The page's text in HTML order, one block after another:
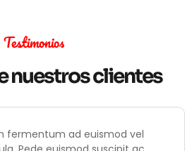
Testimonios
nuestros clientes
fermentum ad euismod vel